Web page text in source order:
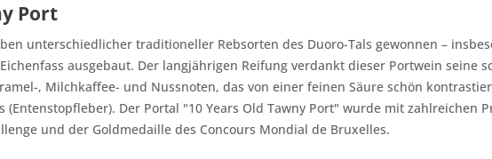
Port
unterschiedlicher traditioneller Rebsorten des Duoro-Tals gewonnen –
ausgebaut. Der langjährigen Reifung verdankt dieser Portwein seine
, Milchkaffee- und Nussnoten, das von einer feinen Säure schön
(Entenstopfleber). Der Portal "10 Years Old Tawny Port" wurde mit zahlreichen
und der Goldmedaille des Concours Mondial de Bruxelles.